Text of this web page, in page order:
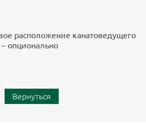
расположение канатоведущего
опционально
Вернуться